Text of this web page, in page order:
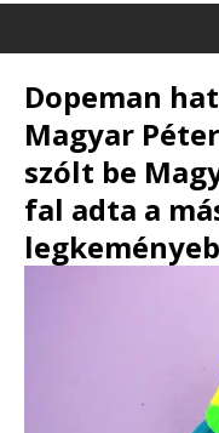
Dopeman
Magyar
szólt be
fal adta a